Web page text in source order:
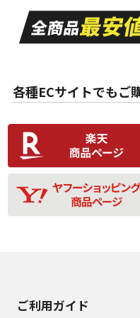
A
走行距離も少なく
目立つ傷もほとん
ない中古品
な中古品
C
比較的きれいな中古
品
D
使用感や目立つ傷
あり、一般的な中
品
各種ECサイトでもご
ご利用ガイド